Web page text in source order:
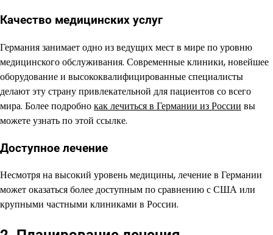
Качество медицинских услуг
Германия занимает одно из ведущих мест в мире по уровню
медицинского обслуживания. Современные клиники, новейшее
оборудование и высококвалифицированные специалисты
делают эту страну привлекательной для пациентов со всего
мира. Более подробнокак лечиться в Германии из России вы
можете узнать по этой ссылке.
Доступное лечение
Несмотря на высокий уровень медицины, лечение в Германии
может оказаться более доступным по сравнению с США или
крупными частными клиниками в России.